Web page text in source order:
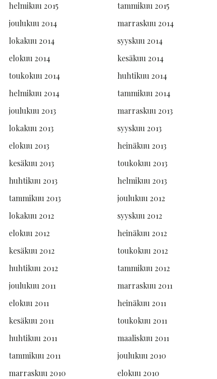
helmikuu 2015
tammikuu 2015
joulukuu 2014
marraskuu 2014
lokakuu 2014
syyskuu 2014
elokuu 2014
kesäkuu 2014
toukokuu 2014
huhtikuu 2014
helmikuu 2014
tammikuu 2014
joulukuu 2013
marraskuu 2013
lokakuu 2013
syyskuu 2013
elokuu 2013
heinäkuu 2013
kesäkuu 2013
toukokuu 2013
huhtikuu 2013
helmikuu 2013
tammikuu 2013
joulukuu 2012
lokakuu 2012
syyskuu 2012
elokuu 2012
heinäkuu 2012
kesäkuu 2012
toukokuu 2012
huhtikuu 2012
tammikuu 2012
joulukuu 2011
marraskuu 2011
elokuu 2011
heinäkuu 2011
kesäkuu 2011
toukokuu 2011
huhtikuu 2011
maaliskuu 2011
tammikuu 2011
joulukuu 2010
marraskuu 2010
elokuu 2010